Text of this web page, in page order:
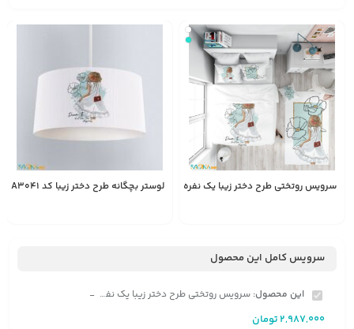
سرویس روتختی طرح دختر زیبا یک نفره کد A3041 لوستر بچگانه طرح دختر زیبا کد A3041
سرویس کامل این محصول
این محصول: سرویس روتختی طرح دختر زیبا یک نفره کد A3041 -
2,987,000تومان